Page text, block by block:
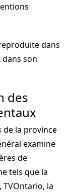
dans
son
des
de la province
examine
de
tels que la
TVOntario, la